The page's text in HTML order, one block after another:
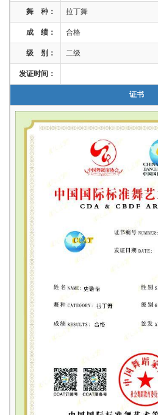
舞 种： 拉丁舞
成 绩： 合格
级 别： 二级
发证时间：
证书